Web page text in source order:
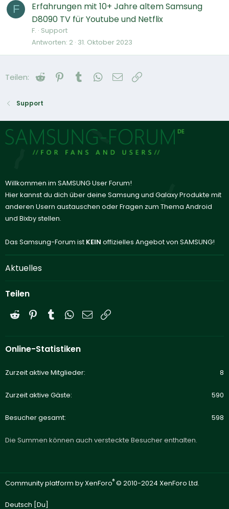
F
Erfahrungen mit 10+ Jahre altem Samsung
D8090 TV für Youtube und Netflix
F. Support
Antworten 2 31. Oktober 2023
Teilen: Reddit Pinterest
Tumblr WhatsApp
E-Mail
Support
Willkommen im SAMSUNG User Forum!
Hier kannst du dich über deine Samsung und Galaxy Produkte mit
anderen Usern austauschen oder Fragen zum Thema Android
und Bixby stellen.
Das Samsung-Forum ist KEIN offizielles Angebot von SAMSUNG!
Aktuelles
Teilen
Reddit PinterestTumblrWhatsApp
E-Mail
Online-Statistiken
Zurzeit aktive Mitglieder 8
Zurzeit aktive Gäste 590
Besucher gesamt 598
Die Summen können auch versteckte Besucher enthalten.
Community platform by XenForo® © 2010-2024 XenForo Ltd.
Deutsch [Du]